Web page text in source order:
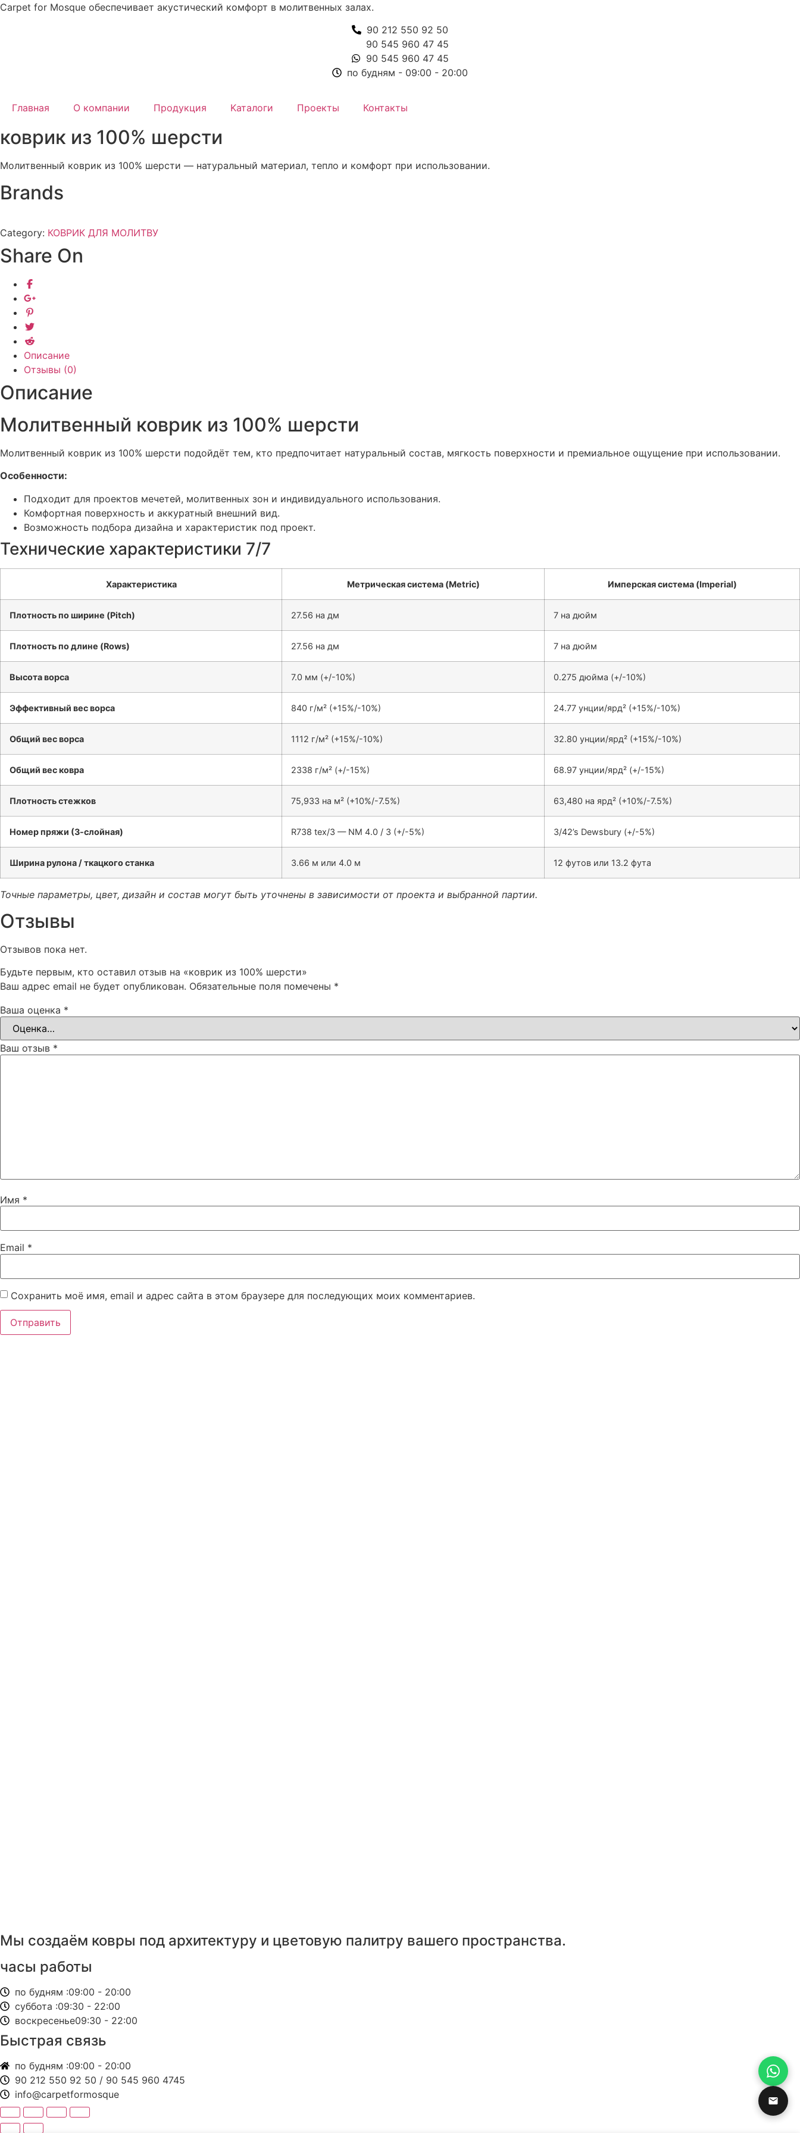
Перейти
Carpet for Mosque обеспечивает акустический комфорт в молитвенных залах.
90 212 550 92 50
90 545 960 47 45
90 545 960 47 45
по будням - 09:00 - 20:00
Главная О компании Продукция Kаталоги Проекты Контакты
коврик из 100% шерсти
Молитвенный коврик из 100% шерсти — натуральный материал, тепло и комфорт при использовании.
Brands
Category: КОВРИК ДЛЯ МОЛИТВУ
Share On
Описание
Отзывы (0)
Описание
Молитвенный коврик из 100% шерсти
Молитвенный коврик из 100% шерсти подойдёт тем, кто предпочитает натуральный состав, мягкость поверхности и премиальное ощущение при использовании.
Особенности:
Подходит для проектов мечетей, молитвенных зон и индивидуального использования.
Комфортная поверхность и аккуратный внешний вид.
Возможность подбора дизайна и характеристик под проект.
Технические характеристики 7/7
Характеристика Метрическая система (Metric) Имперская система (Imperial)
Плотность по ширине (Pitch) 27.56 на дм 7 на дюйм
Плотность по длине (Rows) 27.56 на дм 7 на дюйм
Высота ворса 7.0 мм (+/-10%) 0.275 дюйма (+/-10%)
Эффективный вес ворса 840 г/м² (+15%/-10%) 24.77 унции/ярд² (+15%/-10%)
Общий вес ворса 1112 г/м² (+15%/-10%) 32.80 унции/ярд² (+15%/-10%)
Общий вес ковра 2338 г/м² (+/-15%) 68.97 унции/ярд² (+/-15%)
Плотность стежков 75,933 на м² (+10%/-7.5%) 63,480 на ярд² (+10%/-7.5%)
Номер пряжи (3-слойная) R738 tex/3 — NM 4.0 / 3 (+/-5%) 3/42’s Dewsbury (+/-5%)
Ширина рулона / ткацкого станка 3.66 м или 4.0 м 12 футов или 13.2 фута
Точные параметры, цвет, дизайн и состав могут быть уточнены в зависимости от проекта и выбранной партии.
Отзывы
Отзывов пока нет.
Будьте первым, кто оставил отзыв на «коврик из 100% шерсти»
Ваш адрес email не будет опубликован. Обязательные поля помечены *
Ваша оценка *
Ваш отзыв *
Имя *
Email *
Сохранить моё имя, email и адрес сайта в этом браузере для последующих моих комментариев.
Мы создаём ковры под архитектуру и цветовую палитру вашего пространства.
часы работы
по будням :09:00 - 20:00
суббота :09:30 - 22:00
воскресенье09:30 - 22:00
Быстрая связь
по будням :09:00 - 20:00
90 212 550 92 50 / 90 545 960 4745
info@carpetformosque